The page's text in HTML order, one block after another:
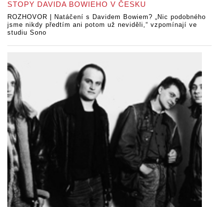
STOPY DAVIDA BOWIEHO V ČESKU
ROZHOVOR | Natáčení s Davidem Bowiem? „Nic podobného
jsme nikdy předtím ani potom už neviděli,“ vzpomínají ve
studiu Sono